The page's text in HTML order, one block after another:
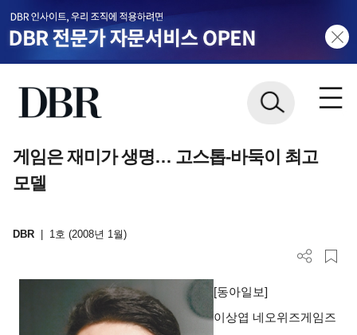
게임은 재미가 생명… 고스톱-바둑이 최고
모델
DBR 1호 (2008년 1월)
[동아일보]
이상엽 네오위즈게임즈